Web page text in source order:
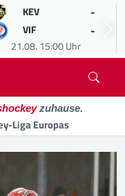
KEV -
VIF -
21.08. 15:00 Uhr
zuhause.
Liga Europas